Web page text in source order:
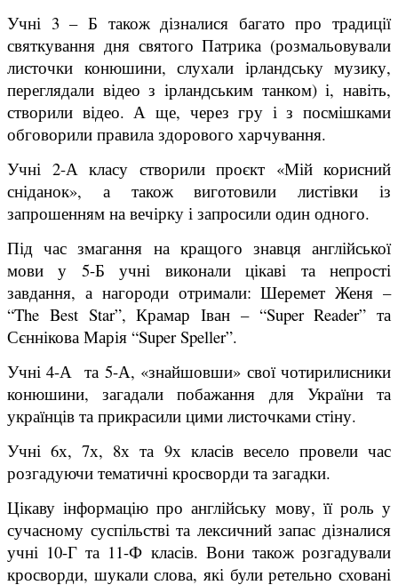
Учні 3 – Б також дізналися багато про традиції
святкування дня святого Патрика (розмальовували
листочки конюшини, слухали ірландську музику,
переглядали відео з ірландським танком) і, навіть,
створили відео. А ще, через гру і з посмішками
обговорили правила здорового харчування.
Учні 2-А класу створили проєкт «Мій корисний
сніданок», а також виготовили листівки із
запрошенням на вечірку і запросили один одного.
Під час змагання на кращого знавця англійської
мови у 5-Б учні виконали цікаві та непрості
завдання, а нагороди отримали: Шеремет Женя –
“The Best Star”, Крамар Іван – “Super Reader” та
Сєннікова Марія “Super Speller”.
Учні 4-А та 5-А, «знайшовши» свої чотирилисники
конюшини, загадали побажання для України та
українців та прикрасили цими листочками стіну.
Учні 6х, 7х, 8х та 9х класів весело провели час
розгадуючи тематичні кросворди та загадки.
Цікаву інформацію про англійську мову, її роль у
сучасному суспільстві та лексичний запас дізналися
учні 10-Г та 11-Ф класів. Вони також розгадували
кросворди, шукали слова, які були ретельно сховані